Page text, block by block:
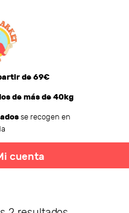
de 69€
de más de 40kg
se recogen en
cuenta